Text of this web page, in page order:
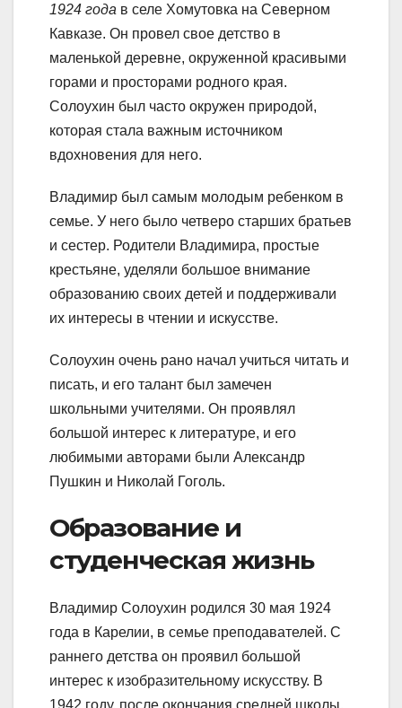
1924 года в селе Хомутовка на Северном
Кавказе. Он провел свое детство в
маленькой деревне, окруженной красивыми
горами и просторами родного края.
Солоухин был часто окружен природой,
которая стала важным источником
вдохновения для него.
Владимир был самым молодым ребенком в
семье. У него было четверо старших братьев
и сестер. Родители Владимира, простые
крестьяне, уделяли большое внимание
образованию своих детей и поддерживали
их интересы в чтении и искусстве.
Солоухин очень рано начал учиться читать и
писать, и его талант был замечен
школьными учителями. Он проявлял
большой интерес к литературе, и его
любимыми авторами были Александр
Пушкин и Николай Гоголь.
Образование и
студенческая жизнь
Владимир Солоухин родился 30 мая 1924
года в Карелии, в семье преподавателей. С
раннего детства он проявил большой
интерес к изобразительному искусству. В
1942 году, после окончания средней школы,